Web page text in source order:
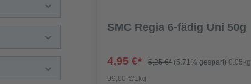
SMC Regia 6-fädig Uni 50g
4,95 €* 5,25 €* (5.71% gespart) 0.05kg |
99,00 €/1kg